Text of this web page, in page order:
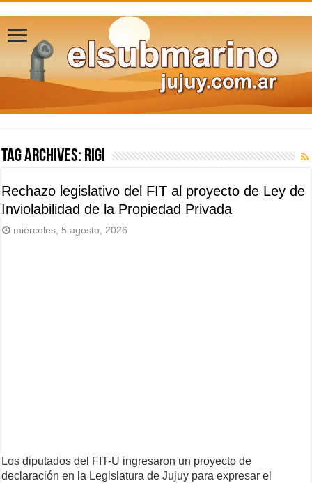
Tag Archives: Rigi
Rechazo legislativo del FIT al proyecto de Ley de
Inviolabilidad de la Propiedad Privada
miércoles, 5 agosto, 2026
Los diputados del FIT-U ingresaron un proyecto de
declaración en la Legislatura de Jujuy para expresar el